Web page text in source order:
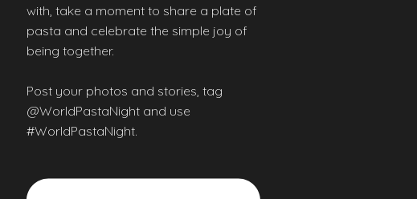
with, take a moment to share a plate of
pasta and celebrate the simple joy of
being together.
Post your photos and stories, tag
@WorldPastaNight and use
#WorldPastaNight.